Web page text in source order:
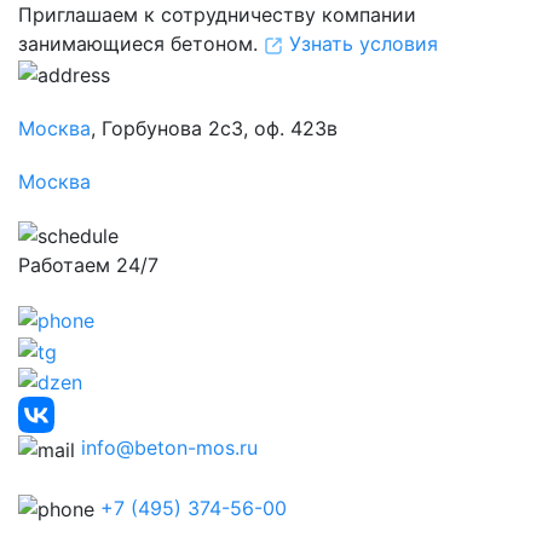
Приглашаем к сотрудничеству компании
занимающиеся бетоном.
Узнать условия
Москва, Горбунова 2с3, оф. 423в
Москва
Работаем 24/7
info@beton-mos.ru
+7 (495) 374-56-00